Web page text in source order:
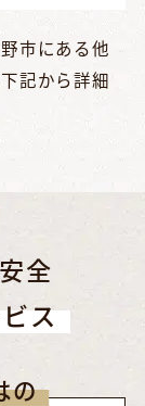
市にある他
記から詳細
全
ス
の